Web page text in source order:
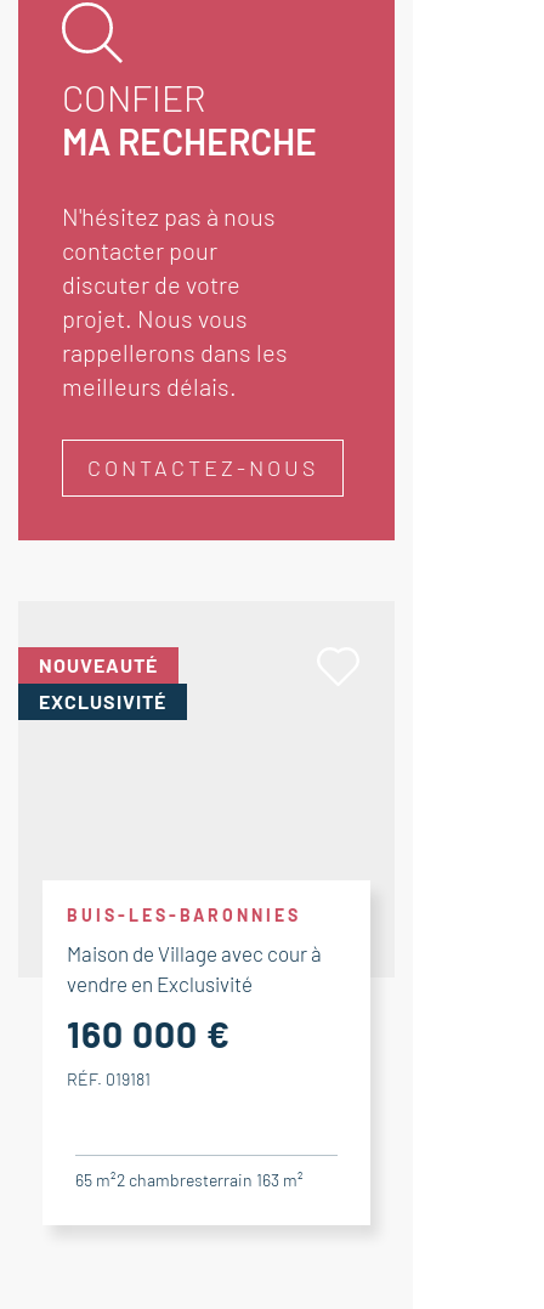
CONFIER
MA RECHERCHE
N'hésitez pas à nous
contacter pour
discuter de votre
projet. Nous vous
rappellerons dans les
meilleurs délais.
CONTACTEZ-NOUS
NOUVEAUTÉ
EXCLUSIVITÉ
BUIS-LES-BARONNIES
Maison de Village avec cour à
vendre en Exclusivité
160 000 €
RÉF. 019181
65 m²2 chambresterrain 163 m²